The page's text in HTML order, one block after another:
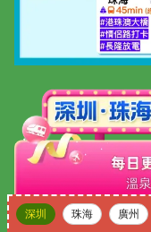
深圳 珠海 廣州